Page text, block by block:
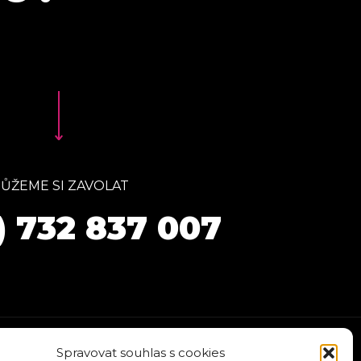
Spravovat souhlas s cookies
SI ZAVOLAT
732 837 007